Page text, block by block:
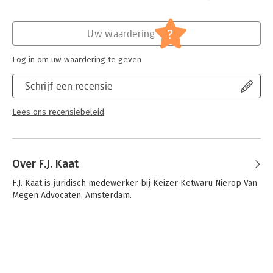
Strafrecht algemeen
Schrijf een recensie
Lees ons recensiebeleid
Uw waardering ?
Log in om uw waardering te geven
Over F.J. Kaat
F.J. Kaat is juridisch medewerker bij Keizer Ketwaru Nierop Van
Megen Advocaten, Amsterdam.